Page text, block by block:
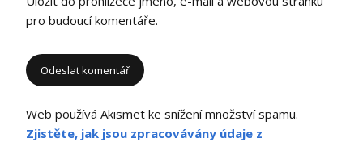
pro budoucí komentáře.
Web používá Akismet ke snížení množství spamu.
Zjistěte, jak jsou zpracovávány údaje z